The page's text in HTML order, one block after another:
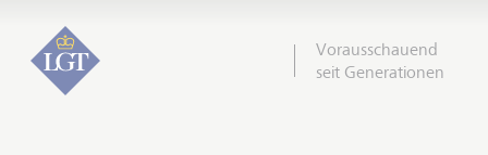
Vorausschauend
seit Generationen